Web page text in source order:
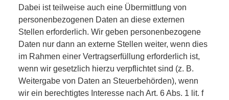
Dabei ist teilweise auch eine Übermittlung von
personenbezogenen Daten an diese externen
Stellen erforderlich. Wir geben personenbezogene
Daten nur dann an externe Stellen weiter, wenn dies
im Rahmen einer Vertragserfüllung erforderlich ist,
wenn wir gesetzlich hierzu verpflichtet sind (z. B.
Weitergabe von Daten an Steuerbehörden), wenn
wir ein berechtigtes Interesse nach Art. 6 Abs. 1 lit. f